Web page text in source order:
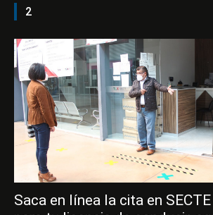
2
Saca en línea la cita en